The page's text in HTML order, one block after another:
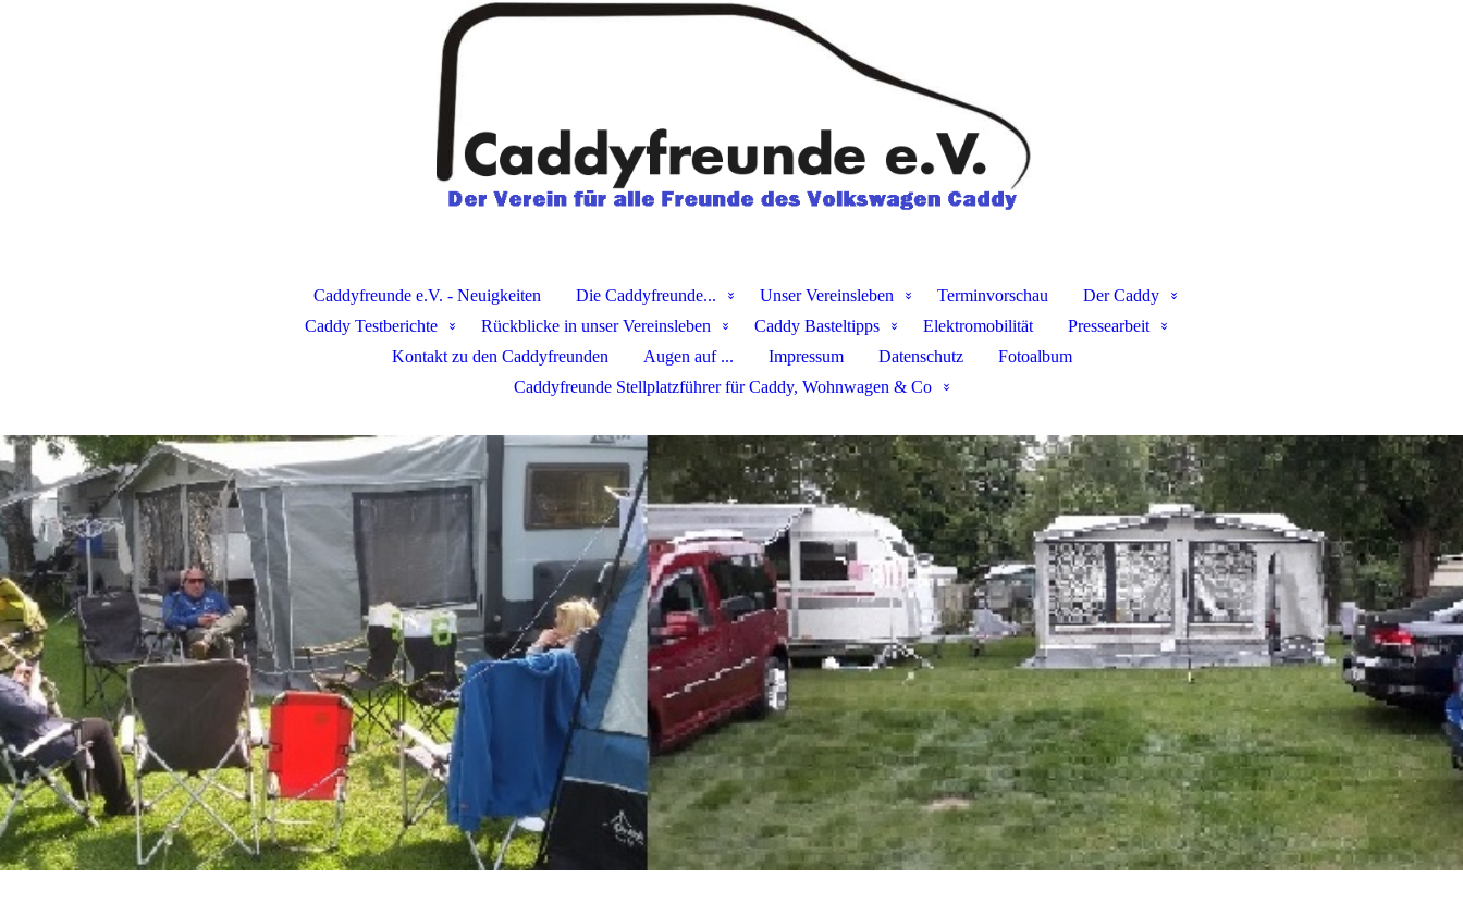
Caddyfreunde e.V. - Neuigkeiten Die Caddyfreunde... Unser Vereinsleben Terminvorschau
Der Caddy
Caddy Testberichte
Rückblicke in unser Vereinsleben Caddy Basteltipps Elektromobilität
Pressearbeit
Kontakt zu den Caddyfreunden
Augen auf ... Impressum Datenschutz
Fotoalbum
Caddyfreunde Stellplatzführer für Caddy, Wohnwagen & Co